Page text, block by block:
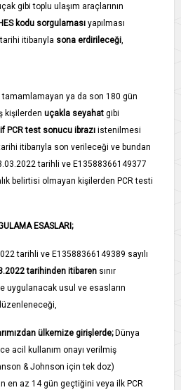
gibi toplu ulaşım araçlarının
kodu sorgulaması yapılması
tarihi itibarıyla sona erdirileceği
tamamlamayan ya da son 180 gün
kişilerden uçakla seyahat gibi
PCR test sonucu ibrazı istenilmesi
itibarıyla son verileceği ve bundan
tarihli ve E­13588366­149­377
belirtisi olmayan kişilerden PCR testi
ESASLARI;
tarihli ve E­13588366­149­389 sayılı
tarihinden itibaren sınır
uygulanacak usul ve esasların
ülkemize girişlerde;Dünya
acil kullanım onayı verilmiş
& Johnson için tek doz)
en az 14 gün geçtiğini veya ilk PCR